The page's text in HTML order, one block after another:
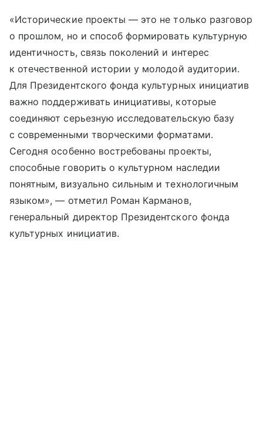
«Исторические проекты — это не только разговор
о прошлом, но и способ формировать культурную
идентичность, связь поколений и интерес
к отечественной истории у молодой аудитории.
Для Президентского фонда культурных инициатив
важно поддерживать инициативы, которые
соединяют серьезную исследовательскую базу
с современными творческими форматами.
Сегодня особенно востребованы проекты,
способные говорить о культурном наследии
понятным, визуально сильным и технологичным
языком», — отметил Роман Карманов,
генеральный директор Президентского фонда
культурных инициатив.